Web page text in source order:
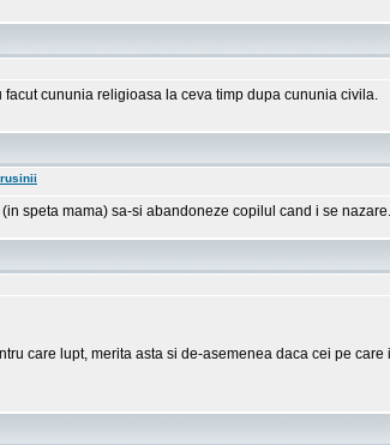
cununia religioasa la ceva timp dupa cununia civila.
speta mama) sa-si abandoneze copilul cand i se
care lupt, merita asta si de-asemenea daca cei pe care